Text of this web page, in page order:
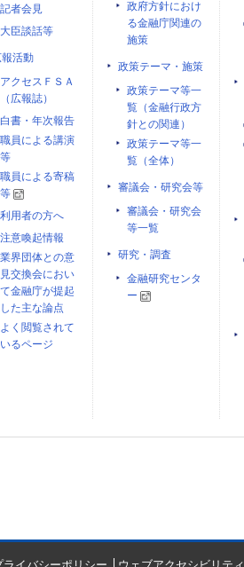
記者会見
大臣談話等
報活動
アクセスＦＳＡ
（広報誌）
白書・年次報告
職員による講演
等
職員による寄稿
等
利用者の方へ
注意喚起情報
業界団体との意
見交換会におい
て金融庁が提起
した主な論点
よく閲覧されて
いるページ
政府方針におけ
る金融庁関連の
施策
政策テーマ・施策
政策テーマ等一
覧（金融行政方
針との関連）
政策テーマ等一
覧（全体）
審議会・研究会等
審議会・研究会
等一覧
研究・調査
金融研究センタ
ー